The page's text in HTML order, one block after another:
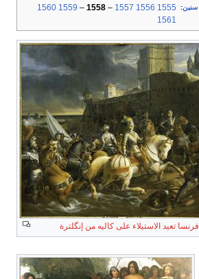
سنين:
1555
1556
1557
–
1558
–
1559
1560
1561
فرنسا تعيد الاستيلاء على كاليه من إنگلترة